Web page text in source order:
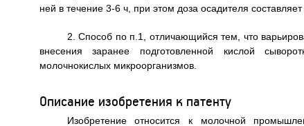
ней в течение 3-6 ч, при этом доза осадителя
2. Способ по п.1, отличающийся тем, что
внесения заранее подготовленной кислой
молочнокислых микроорганизмов.
Описание изобретения к патенту
Изобретение относится к молочной